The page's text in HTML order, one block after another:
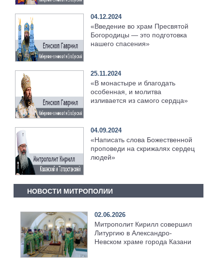
04.12.2024
«Введение во храм Пресвятой
Богородицы — это подготовка
нашего спасения»
25.11.2024
«В монастыре и благодать
особенная, и молитва
изливается из самого сердца»
04.09.2024
«Написать слова Божественной
проповеди на скрижалях сердец
людей»
НОВОСТИ МИТРОПОЛИИ
02.06.2026
Митрополит Кирилл совершил
Литургию в Александро-
Невском храме города Казани